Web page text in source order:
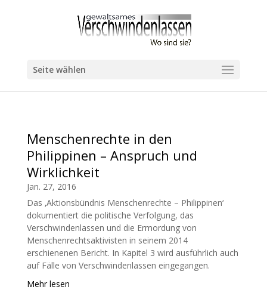
Seite wählen
Menschenrechte in den
Philippinen – Anspruch und
Wirklichkeit
Jan. 27, 2016
Das ‚Aktionsbündnis Menschenrechte – Philippinen‘
dokumentiert die politische Verfolgung, das
Verschwindenlassen und die Ermordung von
Menschenrechtsaktivisten in seinem 2014
erschienenen Bericht. In Kapitel 3 wird ausführlich auch
auf Fälle von Verschwindenlassen eingegangen.
Mehr lesen